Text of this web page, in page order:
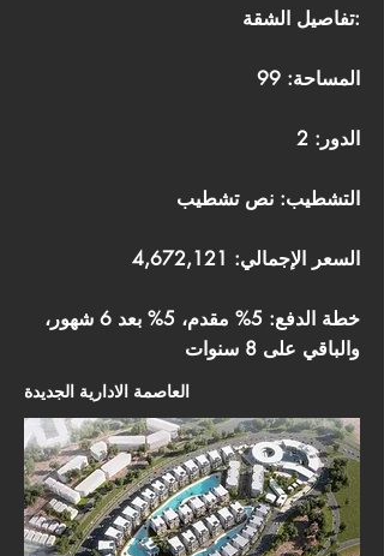
تفاصيل الشقة:
المساحة: 99
الدور: 2
التشطيب: نص تشطيب
السعر الإجمالي: 4,672,121
خطة الدفع: 5% مقدم، 5% بعد 6 شهور،
والباقي على 8 سنوات
العاصمة الادارية الجديدة